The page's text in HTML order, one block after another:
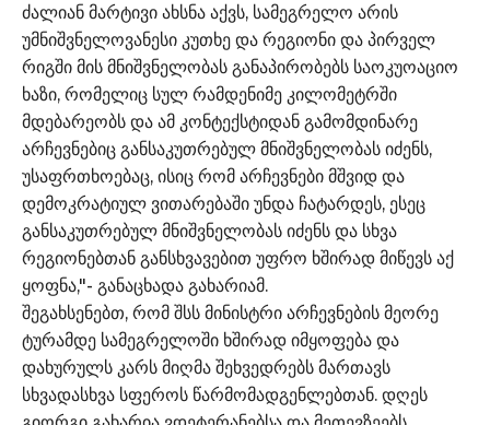
ძალიან მარტივი ახსნა აქვს, სამეგრელო არის
უმნიშვნელოვანესი კუთხე და რეგიონი და პირველ
რიგში მის მნიშვნელობას განაპირობებს საოკუოაციო
ხაზი, რომელიც სულ რამდენიმე კილომეტრში
მდებარეობს და ამ კონტექსტიდან გამომდინარე
არჩევნებიც განსაკუთრებულ მნიშვნელობას იძენს,
უსაფრთხოებაც, ისიც რომ არჩევნები მშვიდ და
დემოკრატიულ ვითარებაში უნდა ჩატარდეს, ესეც
განსაკუთრებულ მნიშვნელობას იძენს და სხვა
რეგიონებთან განსხვავებით უფრო ხშირად მიწევს აქ
ყოფნა,"- განაცხადა გახარიამ.
შეგახსენებთ, რომ შსს მინისტრი არჩევნების მეორე
ტურამდე სამეგრელოში ხშირად იმყოფება და
დახურულს კარს მიღმა შეხვედრებს მართავს
სხვადასხვა სფეროს წარმომადგენლებთან. დღეს